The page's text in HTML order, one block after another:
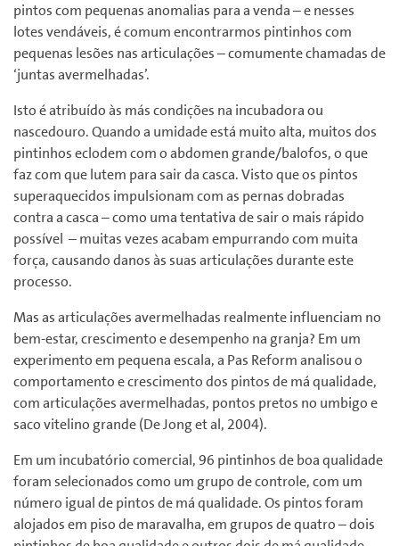
pintos com pequenas anomalias para a venda – e nesses
lotes vendáveis, é comum encontrarmos pintinhos com
pequenas lesões nas articulações – comumente chamadas de
‘juntas avermelhadas’.
Isto é atribuído às más condições na incubadora ou
nascedouro. Quando a umidade está muito alta, muitos dos
pintinhos eclodem com o abdomen grande/balofos, o que
faz com que lutem para sair da casca. Visto que os pintos
superaquecidos impulsionam com as pernas dobradas
contra a casca – como uma tentativa de sair o mais rápido
possível – muitas vezes acabam empurrando com muita
força, causando danos às suas articulações durante este
processo.
Mas as articulações avermelhadas realmente influenciam no
bem-estar, crescimento e desempenho na granja? Em um
experimento em pequena escala, a Pas Reform analisou o
comportamento e crescimento dos pintos de má qualidade,
com articulações avermelhadas, pontos pretos no umbigo e
saco vitelino grande (De Jong et al, 2004).
Em um incubatório comercial, 96 pintinhos de boa qualidade
foram selecionados como um grupo de controle, com um
número igual de pintos de má qualidade. Os pintos foram
alojados em piso de maravalha, em grupos de quatro – dois